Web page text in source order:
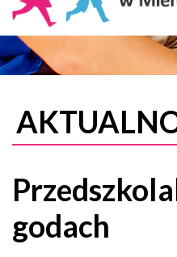
godach